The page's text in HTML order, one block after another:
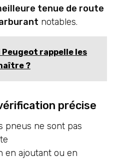
tenue de route
notables.
rappelle les
?
précise
pneus ne sont pas
en ajoutant ou en